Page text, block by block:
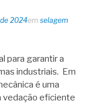
2024em selagem
para garantir a
industriais. Em
é uma
vedação eficiente